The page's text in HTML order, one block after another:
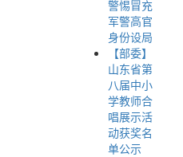
警惕冒充
军警高官
身份设局
【部委】
山东省第
八届中小
学教师合
唱展示活
动获奖名
单公示